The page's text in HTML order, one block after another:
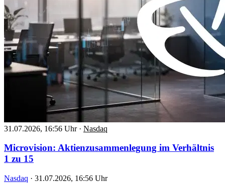
31.07.2026, 16:56 Uhr · Nasdaq
Microvision: Aktienzusammenlegung im Verhältnis
1 zu 15
Nasdaq · 31.07.2026, 16:56 Uhr